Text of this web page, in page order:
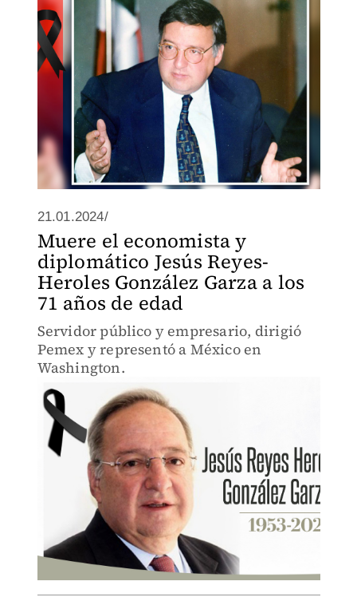
21.01.2024/
Muere el economista y
diplomático Jesús Reyes-
Heroles González Garza a los
71 años de edad
Servidor público y empresario, dirigió
Pemex y representó a México en
Washington.